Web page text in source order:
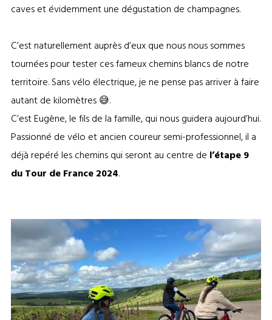
caves et évidemment une dégustation de champagnes.
C’est naturellement auprès d’eux que nous nous sommes
tournées pour tester ces fameux chemins blancs de notre
territoire. Sans vélo électrique, je ne pense pas arriver à faire
autant de kilomètres 😅.
C’est Eugène, le fils de la famille, qui nous guidera aujourd’hui.
Passionné de vélo et ancien coureur semi-professionnel, il a
déjà repéré les chemins qui seront au centre de l’étape 9
du Tour de France 2024.